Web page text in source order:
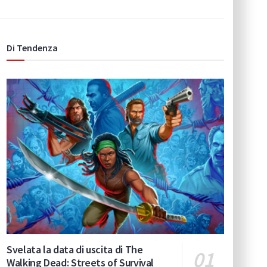
Di Tendenza
Svelata la data di uscita di The
Walking Dead: Streets of Survival